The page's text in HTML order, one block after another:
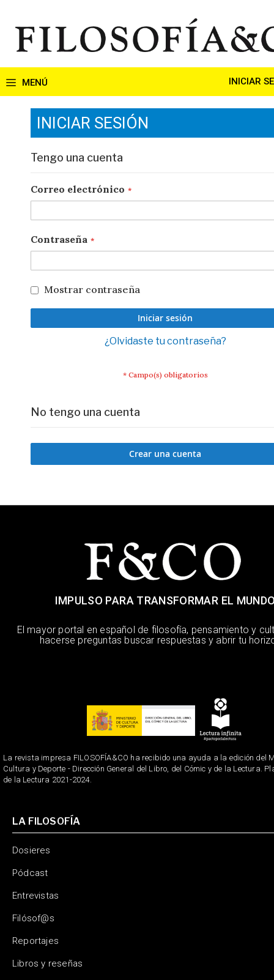
contenido
INICIAR
INICIAR SESIÓN
Tengo una cuenta
Correo electrónico
Contraseña
Mostrar contraseña
Iniciar sesión
¿Olvidaste tu contraseña?
No tengo una cuenta
Crear una cuenta
IMPULSO PARA TRANSFORMAR EL
El mayor portal en español de filosofía, pensamiento y
hacerse preguntas buscar respuestas y abrir tu
La revista impresa FILOSOFÍA&CO ha recibido una ayuda a la edición del
Cultura y Deporte - Dirección General del Libro, del Cómic y de la Lectura.
de la Lectura 2021-2024.
LA FILOSOFÍA
Dosieres
Pódcast
Entrevistas
Filósof@s
Reportajes
Libros y reseñas